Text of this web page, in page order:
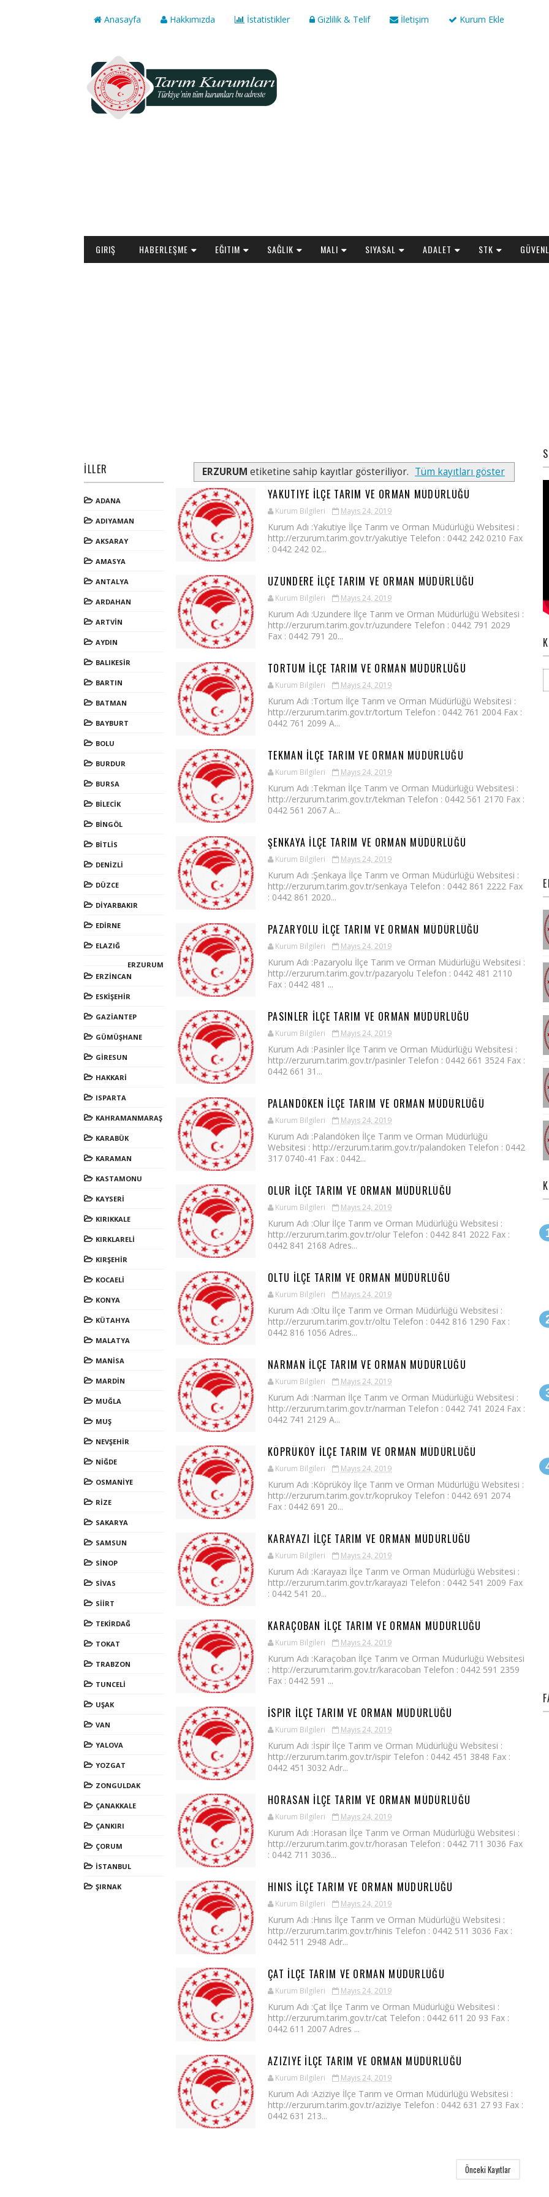
Anasayfa Hakkımızda İstatistikler Gizlilik & Telif İletişim Kurum Ekle
GIRIŞ HABERLEŞME EĞITIM SAĞLIK MALI SIYASAL ADALET STK
İLLER
ADANA
ADIYAMAN
AKSARAY
AMASYA
ANTALYA
ARDAHAN
ARTVİN
AYDIN
BALIKESİR
BARTIN
BATMAN
BAYBURT
BOLU
BURDUR
BURSA
BİLECİK
BİNGÖL
BİTLİS
DENİZLİ
DÜZCE
DİYARBAKIR
EDİRNE
ELAZIĞ
ERZURUM
ERZİNCAN
ESKİŞEHİR
GAZİANTEP
GÜMÜŞHANE
GİRESUN
HAKKARİ
ISPARTA
KAHRAMANMARAŞ
KARABÜK
KARAMAN
KASTAMONU
KAYSERİ
KIRIKKALE
KIRKLARELİ
KIRŞEHİR
KOCAELİ
KONYA
KÜTAHYA
MALATYA
MANİSA
MARDİN
MUĞLA
MUŞ
NEVŞEHİR
NİĞDE
OSMANİYE
RİZE
SAKARYA
SAMSUN
SİNOP
SİVAS
SİİRT
TEKİRDAĞ
TOKAT
TRABZON
TUNCELİ
UŞAK
VAN
YALOVA
YOZGAT
ZONGULDAK
ÇANAKKALE
ÇANKIRI
ÇORUM
İSTANBUL
ŞIRNAK
ERZURUM etiketine sahip kayıtlar gösteriliyor. Tüm kayıtları göster
YAKUTIYE İLÇE TARIM VE ORMAN MÜDÜRLÜĞÜ
Kurum Bilgileri Mayıs 24, 2019
Kurum Adı :Yakutiye İlçe Tarım ve Orman Müdürlüğü Websitesi :
http://erzurum.tarim.gov.tr/yakutiye Telefon : 0442 242 0210 Fax
: 0442 242 02...
UZUNDERE İLÇE TARIM VE ORMAN MÜDÜRLÜĞÜ
Kurum Bilgileri Mayıs 24, 2019
Kurum Adı :Uzundere İlçe Tarım ve Orman Müdürlüğü Websitesi :
http://erzurum.tarim.gov.tr/uzundere Telefon : 0442 791 2029
Fax : 0442 791 20...
TORTUM İLÇE TARIM VE ORMAN MÜDÜRLÜĞÜ
Kurum Bilgileri Mayıs 24, 2019
Kurum Adı :Tortum İlçe Tarım ve Orman Müdürlüğü Websitesi :
http://erzurum.tarim.gov.tr/tortum Telefon : 0442 761 2004 Fax :
0442 761 2099 A...
TEKMAN İLÇE TARIM VE ORMAN MÜDÜRLÜĞÜ
Kurum Bilgileri Mayıs 24, 2019
Kurum Adı :Tekman İlçe Tarım ve Orman Müdürlüğü Websitesi :
http://erzurum.tarim.gov.tr/tekman Telefon : 0442 561 2170 Fax :
0442 561 2067 A...
ŞENKAYA İLÇE TARIM VE ORMAN MÜDÜRLÜĞÜ
Kurum Bilgileri Mayıs 24, 2019
Kurum Adı :Şenkaya İlçe Tarım ve Orman Müdürlüğü Websitesi :
http://erzurum.tarim.gov.tr/senkaya Telefon : 0442 861 2222 Fax
: 0442 861 2020...
PAZARYOLU İLÇE TARIM VE ORMAN MÜDÜRLÜĞÜ
Kurum Bilgileri Mayıs 24, 2019
Kurum Adı :Pazaryolu İlçe Tarım ve Orman Müdürlüğü Websitesi :
http://erzurum.tarim.gov.tr/pazaryolu Telefon : 0442 481 2110
Fax : 0442 481 ...
PASINLER İLÇE TARIM VE ORMAN MÜDÜRLÜĞÜ
Kurum Bilgileri Mayıs 24, 2019
Kurum Adı :Pasinler İlçe Tarım ve Orman Müdürlüğü Websitesi :
http://erzurum.tarim.gov.tr/pasinler Telefon : 0442 661 3524 Fax :
0442 661 31...
PALANDÖKEN İLÇE TARIM VE ORMAN MÜDÜRLÜĞÜ
Kurum Bilgileri Mayıs 24, 2019
Kurum Adı :Palandöken İlçe Tarım ve Orman Müdürlüğü
Websitesi : http://erzurum.tarim.gov.tr/palandoken Telefon : 0442
317 0740-41 Fax : 0442...
OLUR İLÇE TARIM VE ORMAN MÜDÜRLÜĞÜ
Kurum Bilgileri Mayıs 24, 2019
Kurum Adı :Olur İlçe Tarım ve Orman Müdürlüğü Websitesi :
http://erzurum.tarim.gov.tr/olur Telefon : 0442 841 2022 Fax :
0442 841 2168 Adres...
OLTU İLÇE TARIM VE ORMAN MÜDÜRLÜĞÜ
Kurum Bilgileri Mayıs 24, 2019
Kurum Adı :Oltu İlçe Tarım ve Orman Müdürlüğü Websitesi :
http://erzurum.tarim.gov.tr/oltu Telefon : 0442 816 1290 Fax :
0442 816 1056 Adres...
NARMAN İLÇE TARIM VE ORMAN MÜDÜRLÜĞÜ
Kurum Bilgileri Mayıs 24, 2019
Kurum Adı :Narman İlçe Tarım ve Orman Müdürlüğü Websitesi :
http://erzurum.tarim.gov.tr/narman Telefon : 0442 741 2024 Fax :
0442 741 2129 A...
KÖPRÜKÖY İLÇE TARIM VE ORMAN MÜDÜRLÜĞÜ
Kurum Bilgileri Mayıs 24, 2019
Kurum Adı :Köprüköy İlçe Tarım ve Orman Müdürlüğü Websitesi :
http://erzurum.tarim.gov.tr/koprukoy Telefon : 0442 691 2074
Fax : 0442 691 20...
KARAYAZI İLÇE TARIM VE ORMAN MÜDÜRLÜĞÜ
Kurum Bilgileri Mayıs 24, 2019
Kurum Adı :Karayazı İlçe Tarım ve Orman Müdürlüğü Websitesi :
http://erzurum.tarim.gov.tr/karayazi Telefon : 0442 541 2009 Fax
: 0442 541 20...
KARAÇOBAN İLÇE TARIM VE ORMAN MÜDÜRLÜĞÜ
Kurum Bilgileri Mayıs 24, 2019
Kurum Adı :Karaçoban İlçe Tarım ve Orman Müdürlüğü Websitesi
: http://erzurum.tarim.gov.tr/karacoban Telefon : 0442 591 2359
Fax : 0442 591 ...
İSPIR İLÇE TARIM VE ORMAN MÜDÜRLÜĞÜ
Kurum Bilgileri Mayıs 24, 2019
Kurum Adı :İspir İlçe Tarım ve Orman Müdürlüğü Websitesi :
http://erzurum.tarim.gov.tr/ispir Telefon : 0442 451 3848 Fax :
0442 451 3032 Adr...
HORASAN İLÇE TARIM VE ORMAN MÜDÜRLÜĞÜ
Kurum Bilgileri Mayıs 24, 2019
Kurum Adı :Horasan İlçe Tarım ve Orman Müdürlüğü Websitesi :
http://erzurum.tarim.gov.tr/horasan Telefon : 0442 711 3036 Fax
: 0442 711 3036...
HINIS İLÇE TARIM VE ORMAN MÜDÜRLÜĞÜ
Kurum Bilgileri Mayıs 24, 2019
Kurum Adı :Hınıs İlçe Tarım ve Orman Müdürlüğü Websitesi :
http://erzurum.tarim.gov.tr/hinis Telefon : 0442 511 3036 Fax :
0442 511 2948 Adr...
ÇAT İLÇE TARIM VE ORMAN MÜDÜRLÜĞÜ
Kurum Bilgileri Mayıs 24, 2019
Kurum Adı :Çat İlçe Tarım ve Orman Müdürlüğü Websitesi :
http://erzurum.tarim.gov.tr/cat Telefon : 0442 611 20 93 Fax :
0442 611 2007 Adres ...
AZIZIYE İLÇE TARIM VE ORMAN MÜDÜRLÜĞÜ
Kurum Bilgileri Mayıs 24, 2019
Kurum Adı :Aziziye İlçe Tarım ve Orman Müdürlüğü Websitesi :
http://erzurum.tarim.gov.tr/aziziye Telefon : 0442 631 27 93 Fax :
0442 631 213...
Önceki Kayıtlar